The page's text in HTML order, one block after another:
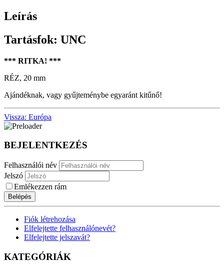
Leírás
Tartásfok: UNC
*** RITKA! ***
RÉZ, 20 mm
Ajándéknak, vagy gyűjteménybe egyaránt kitűnő!
Vissza: Európa
BEJELENTKEZÉS
Felhasználói név
Jelszó
Emlékezzen rám
Belépés
Fiók létrehozása
Elfelejtette felhasználónevét?
Elfelejtette jelszavát?
KATEGÓRIÁK